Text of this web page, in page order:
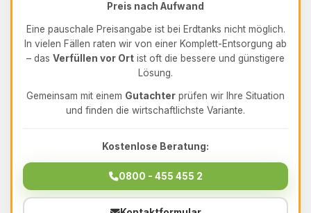
Preis nach Aufwand
Eine pauschale Preisangabe ist bei Erdtanks nicht möglich.
In vielen Fällen raten wir von einer Komplett-Entsorgung ab
– das Verfüllen vor Ort ist oft die bessere und günstigere
Lösung.
Gemeinsam mit einem Gutachter prüfen wir Ihre Situation
und finden die wirtschaftlichste Variante.
Kostenlose Beratung:
0800 - 455 455 2